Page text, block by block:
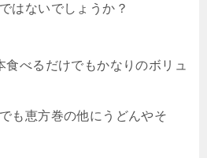
はないでしょうか？
食べるだけでもかなりのボリュ
も恵方巻の他にうどんやそ